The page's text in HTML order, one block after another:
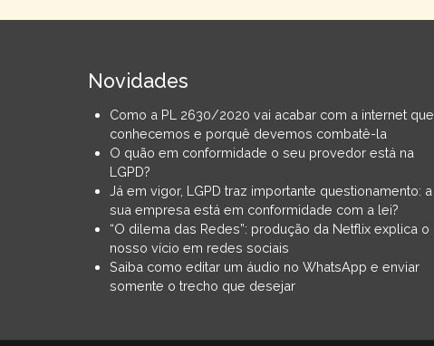
Novidades
Como a PL 2630/2020 vai acabar com a internet que
conhecemos e porquê devemos combatê-la
O quão em conformidade o seu provedor está na
LGPD?
Já em vigor, LGPD traz importante questionamento: a
sua empresa está em conformidade com a lei?
“O dilema das Redes”: produção da Netflix explica o
nosso vício em redes sociais
Saiba como editar um áudio no WhatsApp e enviar
somente o trecho que desejar